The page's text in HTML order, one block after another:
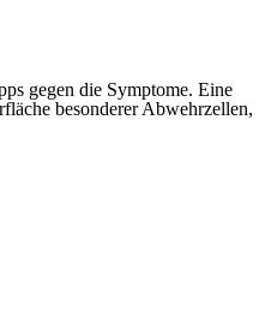
gegen die Symptome. Eine
besonderer Abwehrzellen,